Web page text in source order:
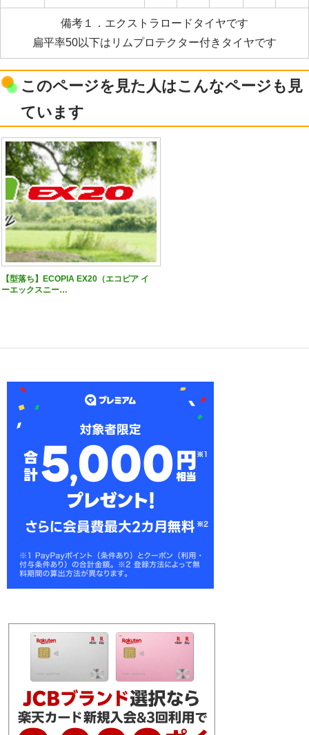
備考１．エクストラロードタイヤです
扁平率50以下はリムプロテクター付きタイヤです
このページを見た人はこんなページも見
ています
【型落ち】ECOPIA EX20（エコピア イ
ーエックスニー…